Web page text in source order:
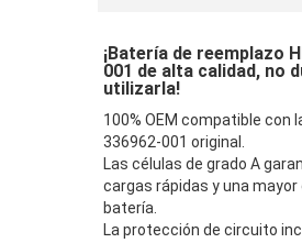
¡Batería de reemplazo
001 de alta calidad, no
utilizarla!
100% OEM compatible con
336962-001 original.
Las células de grado A
cargas rápidas y una mayor
batería.
La protección de circuito